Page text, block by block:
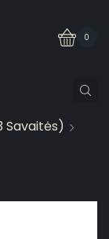
0
Savaitės)